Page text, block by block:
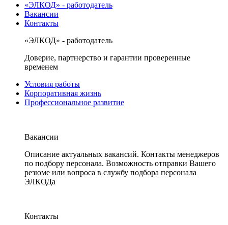
«ЭЛКОД» - работодатель
Вакансии
Контакты
«ЭЛКОД» - работодатель
Доверие, партнерство и гарантии проверенные
временем
Условия работы
Корпоративная жизнь
Профессиональное развитие
Вакансии
Описание актуальных вакансий. Контакты менеджеров
по подбору персонала. Возможность отправки Вашего
резюме или вопроса в службу подбора персонала
ЭЛКОДа
Контакты